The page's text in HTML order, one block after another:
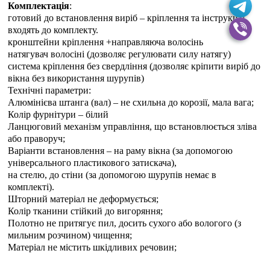
Комплектація:
готовий до встановлення виріб – кріплення та інструкція
входять до комплекту.
кронштейни кріплення +направляюча волосінь
натягувач волосіні (дозволяє регулювати силу натягу)
система кріплення без свердління (дозволяє кріпити виріб до
вікна без використання шурупів)
Технічні параметри:
Алюмінієва штанга (вал) – не схильна до корозії, мала вага;
Колір фурнітури – білий
Ланцюговий механізм управління, що встановлюється зліва
або праворуч;
Варіанти встановлення – на раму вікна (за допомогою
універсального пластикового затискача),
на стелю, до стіни (за допомогою шурупів немає в
комплекті).
Шторний матеріал не деформується;
Колір тканини стійкий до вигоряння;
Полотно не притягує пил, досить сухого або вологого (з
мильним розчином) чищення;
Матеріал не містить шкідливих речовин;